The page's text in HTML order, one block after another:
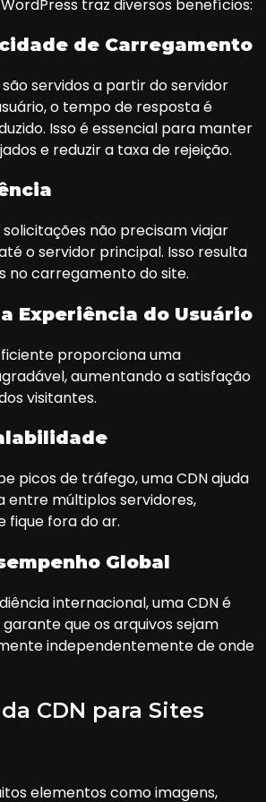
traz diversos benefícios:
de Carregamento
servidos a partir do servidor
o tempo de resposta é
Isso é essencial para manter
e reduzir a taxa de rejeição.
solicitações não precisam viajar
o servidor principal. Isso resulta
no carregamento do site.
Experiência do Usuário
proporciona uma
aumentando a satisfação
visitantes.
picos de tráfego, uma CDN ajuda
entre múltiplos servidores,
fique fora do ar.
Global
internacional, uma CDN é
que os arquivos sejam
independentemente de onde
CDN para Sites
elementos como imagens,